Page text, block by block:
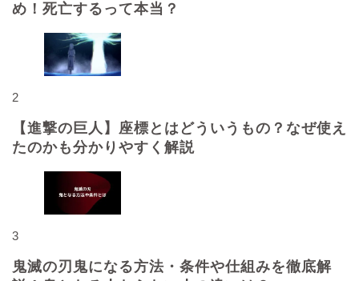
め！死亡するって本当？
2
【進撃の巨人】座標とはどういうもの？なぜ使え
たのかも分かりやすく解説
3
鬼滅の刃鬼になる方法・条件や仕組みを徹底解